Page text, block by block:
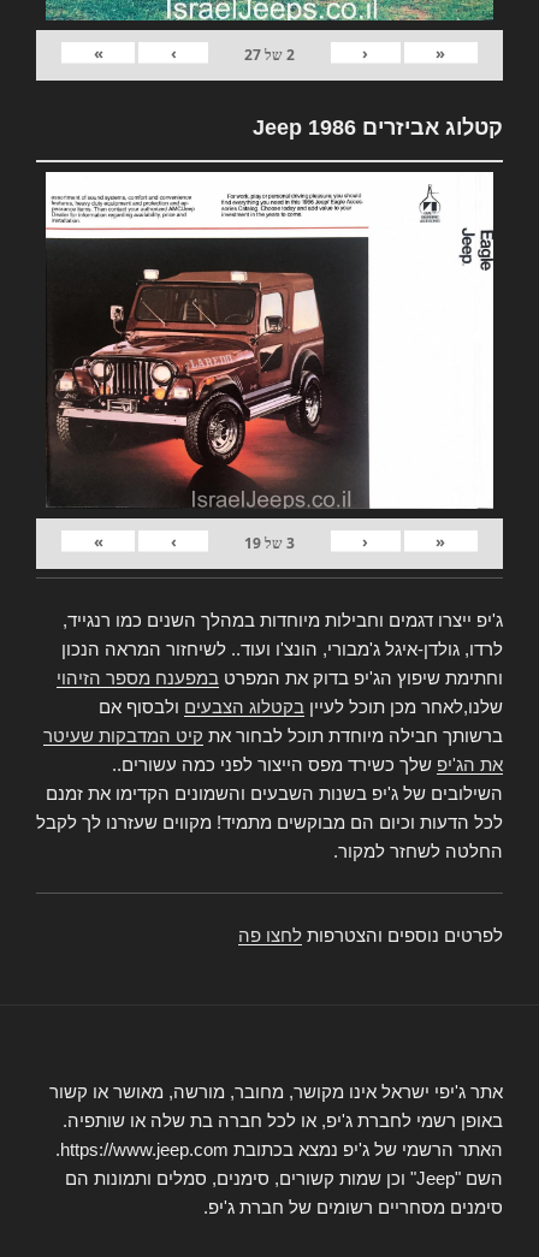
«
‹
2של27
›
»
קטלוג אביזרים Jeep 1986
«
‹
3של19
›
»
ג'יפ ייצרו דגמים וחבילות מיוחדות במהלך השנים כמו רנגייד,
לרדו, גולדן-איגל ג'מבורי, הונצ'ו ועוד.. לשיחזור המראה הנכון
וחתימת שיפוץ הג'יפ בדוק את המפרט במפענח מספר הזיהוי
שלנו,לאחר מכן תוכל לעיין בקטלוג הצבעים ולבסוף אם
ברשותך חבילה מיוחדת תוכל לבחור את קיט המדבקות שעיטר
את הג'יפ שלך כשירד מפס הייצור לפני כמה עשורים..
השילובים של ג'יפ בשנות השבעים והשמונים הקדימו את זמנם
לכל הדעות וכיום הם מבוקשים מתמיד! מקווים שעזרנו לך לקבל
החלטה לשחזר למקור.
לפרטים נוספים והצטרפות לחצו פה
אתר ג'יפי ישראל אינו מקושר, מחובר, מורשה, מאושר או קשור
באופן רשמי לחברת ג'יפ, או לכל חברה בת שלה או שותפיה.
האתר הרשמי של ג'יפ נמצא בכתובת https://www.jeep.com.
השם "Jeep" וכן שמות קשורים, סימנים, סמלים ותמונות הם
סימנים מסחריים רשומים של חברת ג'יפ.